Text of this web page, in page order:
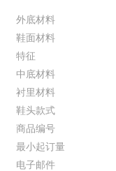
外底材料
鞋面材料
特征
中底材料
衬里材料
鞋头款式
商品编号
最小起订量
电子邮件